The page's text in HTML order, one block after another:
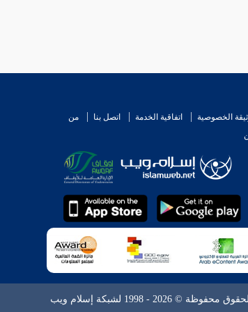
الخصوصية اتفاقية الخدمة اتصل بنا
من
© 2026 - 1998 لشبكة إسلام ويب